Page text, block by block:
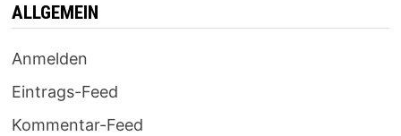
ALLGEMEIN
Anmelden
Eintrags-Feed
Kommentar-Feed